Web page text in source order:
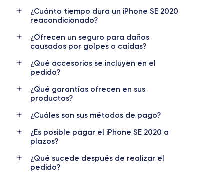
Resolución vídeo
1821 mAh SIM + eSIM
Red móvil
LTE/4G Si, todos los oper.
Para más detalles,consulta la ficha técnica completa del iPhone
¿Cuánto tiempo dura un iPhone SE 2020
reacondicionado?
¿Ofrecen un seguro para daños
causados por golpes o caídas?
¿Qué accesorios se incluyen en el
pedido?
¿Qué garantías ofrecen en sus
productos?
¿Cuáles son sus métodos de pago?
¿Es posible pagar el iPhone SE 2020 a
plazos?
¿Qué sucede después de realizar el
pedido?